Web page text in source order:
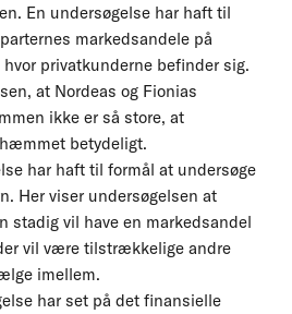
En undersøgelse har haft til
markedsandele på
privatkunderne befinder sig.
at Nordeas og Fionias
ikke er så store, at
betydeligt.
har haft til formål at undersøge
Her viser undersøgelsen at
stadig vil have en markedsandel
vil være tilstrækkelige andre
imellem.
har set på det finansielle